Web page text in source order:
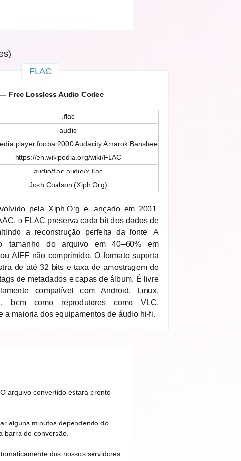
FLAC
Free Lossless Audio Codec
.flac
audio
player foobar2000 Audacity Amarok Banshee
https://en.wikipedia.org/wiki/FLAC
audio/flac audio/x-flac
Josh Coalson (Xiph.Org)
pela Xiph.Org e lançado em 2001.
o FLAC preserva cada bit dos dados de
a reconstrução perfeita da fonte. A
tamanho do arquivo em 40–60% em
AIFF não comprimido. O formato suporta
de até 32 bits e taxa de amostragem de
de metadados e capas de álbum. É livre
compatível com Android, Linux,
bem como reprodutores como VLC,
a maioria dos equipamentos de áudio hi-fi.
arquivo convertido estará pronto
alguns minutos dependendo do
barra de conversão.
dos nossos servidores